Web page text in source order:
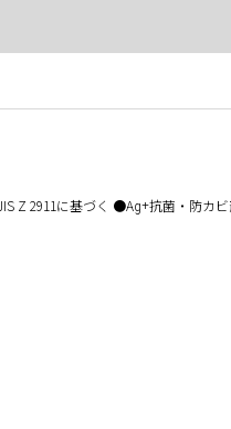
Z 2911に基づく ●Ag+抗菌・防カ